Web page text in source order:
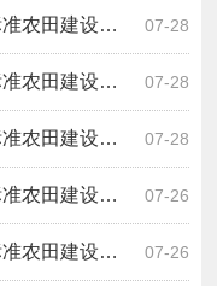
07-28
民工工资情况公示
07-28
民工工资情况公示
07-28
民工工资情况公示
07-26
民工工资情况公示
07-26
农民工工资情况公示